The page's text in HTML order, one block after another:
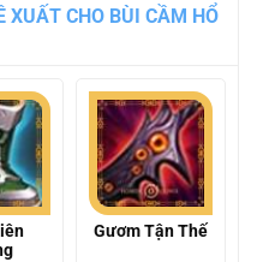
XUẤT CHO BÙI CẦM HỔ
Gươm Tận Thế